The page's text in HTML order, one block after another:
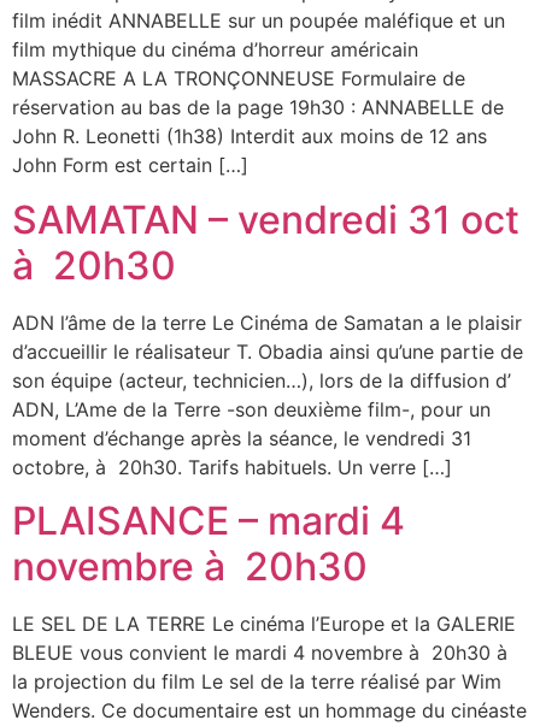
film inédit ANNABELLE sur un poupée maléfique et un
film mythique du cinéma d’horreur américain
MASSACRE A LA TRONÇONNEUSE Formulaire de
réservation au bas de la page 19h30 : ANNABELLE de
John R. Leonetti (1h38) Interdit aux moins de 12 ans
John Form est certain […]
SAMATAN – vendredi 31 oct
à 20h30
ADN l’âme de la terre Le Cinéma de Samatan a le plaisir
d’accueillir le réalisateur T. Obadia ainsi qu’une partie de
son équipe (acteur, technicien…), lors de la diffusion d’
ADN, L’Ame de la Terre -son deuxième film-, pour un
moment d’échange après la séance, le vendredi 31
octobre, à 20h30. Tarifs habituels. Un verre […]
PLAISANCE – mardi 4
novembre à 20h30
LE SEL DE LA TERRE Le cinéma l’Europe et la GALERIE
BLEUE vous convient le mardi 4 novembre à 20h30 à
la projection du film Le sel de la terre réalisé par Wim
Wenders. Ce documentaire est un hommage du cinéaste